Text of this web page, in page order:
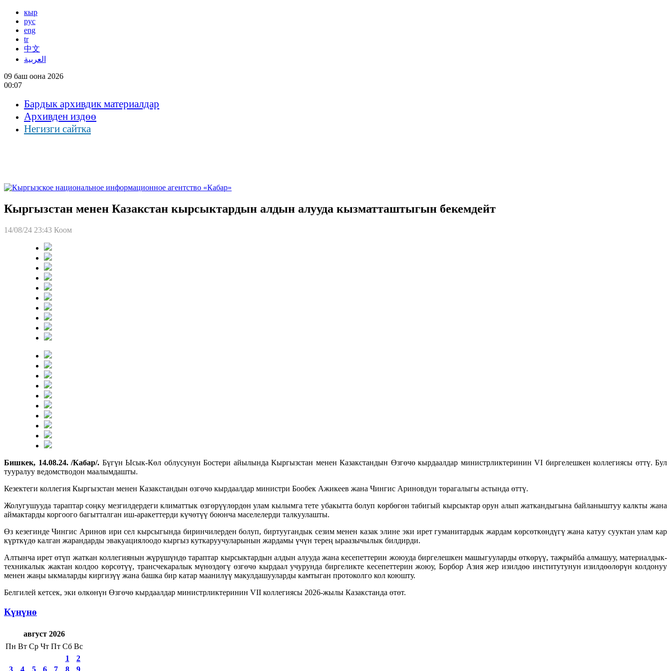
кыр
рус
eng
tr
中文
العربية
09 баш оона 2026
00:07
Бардык архивдик материалдар
Архивден издөө
Негизги сайтка
Кыргызстан менен Казакстан кырсыктардын алдын алууда кызматташтыгын бекемдейт
14/08/24 23:43 Коом
Бишкек, 14.08.24. /Кабар/. Бүгүн Ысык-Көл облусунун Бостери айылында Кыргызстан менен Казакстандын Өзгөчө кырдаалдар министрликтеринин VI биргелешкен коллегиясы өттү. Бул
тууралуу ведомстводон маалымдашты.
Кезектеги коллегия Кыргызстан менен Казакстандын өзгөчө кырдаалдар министри Бообек Ажикеев жана Чингис Ариновдун төрагалыгы астында өттү.
Жолугушууда тараптар соңку мезгилдердеги климаттык өзгөрүүлөрдөн улам кылымга тете убакытта болуп көрбөгөн табигый кырсыктар орун алып жаткандыгына байланыштуу калкты жана
аймактарды коргоого багытталган иш-аракеттерди күчөтүү боюнча маселелерди талкуулашты.
Өз кезегинде Чингис Аринов ири сел кырсыгында биринчилерден болуп, биртуугандык сезим менен казак элине эки ирет гуманитардык жардам көрсөткөндүгү жана катуу сууктан улам кар
күрткүдө калган жарандарды эвакуациялоодо кыргыз куткаруучуларынын жардамы үчүн терең ыраазычылык билдирди.
Алтынча ирет өтүп жаткан коллегиянын жүрүшүндө тараптар кырсыктардын алдын алууда жана кесепеттерин жоюуда биргелешкен машыгууларды өткөрүү, тажрыйба алмашуу, материалдык-
техникалык жактан колдоо көрсөтүү, трансчекаралык мүнөздөгү өзгөчө кырдаал учурунда биргеликте кесепеттерин жоюу, Борбор Азия жер изилдөө институтунун изилдөөлөрүн колдонуу
менен жаңы ыкмаларды киргизүү жана башка бир катар маанилүү макулдашууларды камтыган протоколго кол коюшту.
Белгилей кетсек, эки өлкөнүн Өзгөчө кырдаалдар министрликтеринин VII коллегиясы 2026-жылы Казакстанда өтөт.
Күнүнө
август 2026
Пн Вт Ср Чт Пт Сб Вс
1
2